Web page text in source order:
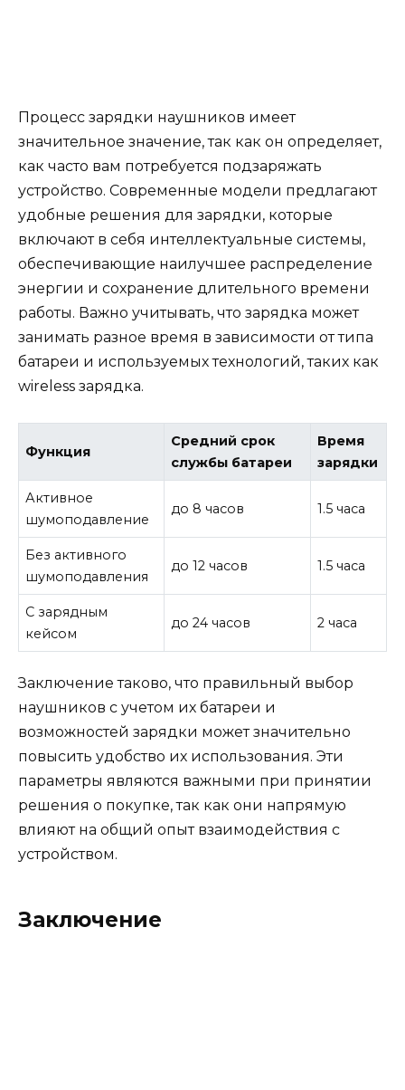
Процесс зарядки наушников имеет
значительное значение, так как он определяет,
как часто вам потребуется подзаряжать
устройство. Современные модели предлагают
удобные решения для зарядки, которые
включают в себя интеллектуальные системы,
обеспечивающие наилучшее распределение
энергии и сохранение длительного времени
работы. Важно учитывать, что зарядка может
занимать разное время в зависимости от типа
батареи и используемых технологий, таких как
wireless зарядка.
Функция
Средний срок
службы батареи
Время
зарядки
Активное
шумоподавление
до 8 часов 1.5 часа
Без активного
шумоподавления
до 12 часов 1.5 часа
С зарядным
кейсом
до 24 часов 2 часа
Заключение таково, что правильный выбор
наушников с учетом их батареи и
возможностей зарядки может значительно
повысить удобство их использования. Эти
параметры являются важными при принятии
решения о покупке, так как они напрямую
влияют на общий опыт взаимодействия с
устройством.
Заключение